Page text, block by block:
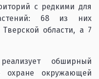
с редкими для
68 из них
области, а 7
обширный
охране окружающей